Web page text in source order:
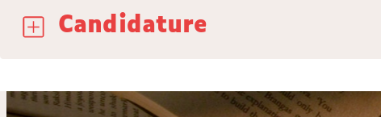
Candidature